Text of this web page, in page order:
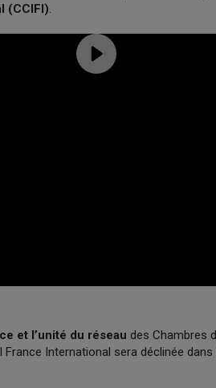
(CCIFI).
et l’unité du réseau des Chambres
France International sera déclinée